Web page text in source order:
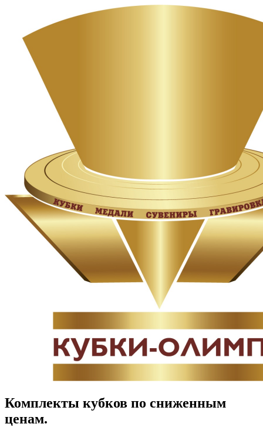
Комплекты кубков по сниженным
ценам.